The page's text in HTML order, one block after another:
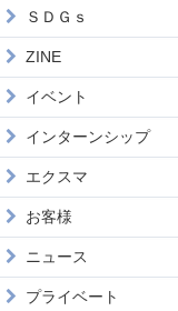
ＳＤＧｓ
ZINE
イベント
インターンシップ
エクスマ
お客様
ニュース
プライベート